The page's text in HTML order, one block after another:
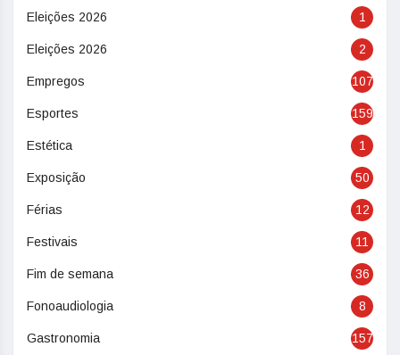
Eleições 2026 1
Eleições 2026 2
Empregos 107
Esportes 159
Estética 1
Exposição 50
Férias 12
Festivais 11
Fim de semana 36
Fonoaudiologia 8
Gastronomia 157